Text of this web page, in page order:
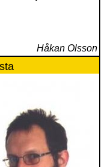
Håkan Olsson